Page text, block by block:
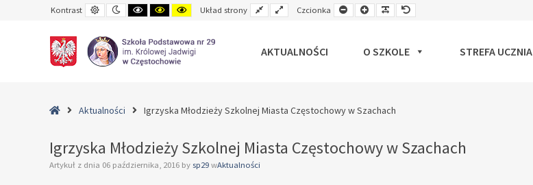
Częstochowy
Kontrast
Default
contrast
Night
contrast
Black
and
Black
and
Yellow
and
Układ strony
Fixed
layout
Wide
layout
Czcionka
Smaller
Font
Larger
Font
Readable
Font
Default
Font
AKTUALNOŚCI O SZKOLE STREFA UCZNIA
HomeAktualności Igrzyska Młodzieży Szkolnej Miasta Częstochowy w Szachach
Igrzyska Młodzieży Szkolnej Miasta Częstochowy w Szachach
Artykuł z dnia 06 października, 2016 by sp29 wAktualności